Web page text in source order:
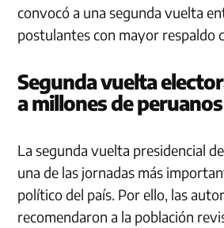
convocó a una segunda vuelta
postulantes con mayor respaldo
Segunda vuelta
a millones de peruanos
La segunda vuelta presidencial
una de las jornadas más
político del país. Por ello, las
recomendaron a la población